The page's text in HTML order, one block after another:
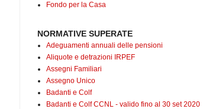
Fondo per la Casa
NORMATIVE SUPERATE
Adeguamenti annuali delle pensioni
Aliquote e detrazioni IRPEF
Assegni Familiari
Assegno Unico
Badanti e Colf
Badanti e Colf CCNL - valido fino al 30 set 2020